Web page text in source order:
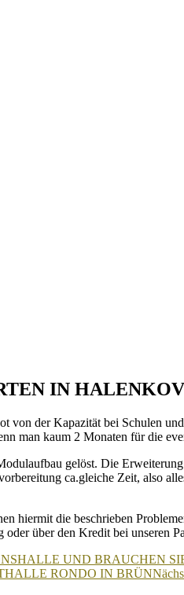
IN
von der Kapazität bei Schulen
man kaum 2 Monaten für die
gelöst. Die
ca.gleiche Zeit, also
hiermit die beschrieben
über den Kredit bei unseren
UND BRAUCHEN
RONDO IN BRÜN